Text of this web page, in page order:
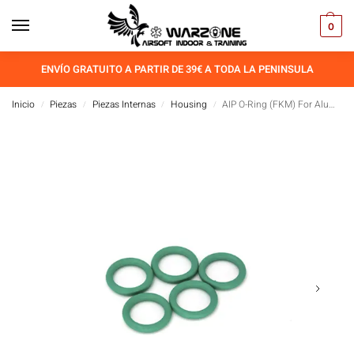
0
ENVÍO GRATUITO A PARTIR DE 39€ A TODA LA PENINSULA
Inicio / Piezas / Piezas Internas / Housing / AIP O-Ring (FKM) For Aluminum Blowback Housing